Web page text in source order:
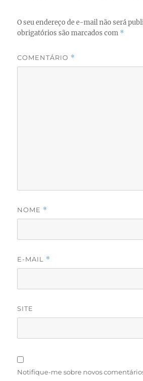
O seu endereço de e-mail não será
obrigatórios são marcados com *
COMENTÁRIO *
NOME *
E-MAIL *
SITE
Notifique-me sobre novos